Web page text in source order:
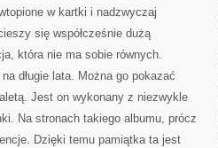
w kartki i nadzwyczaj
się współcześnie dużą
która nie ma sobie równych.
długie lata. Można go pokazać
Jest on wykonany z niezwykle
Na stronach takiego albumu, prócz
Dzięki temu pamiątka ta jest